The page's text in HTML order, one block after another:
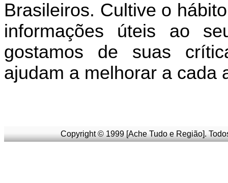
Brasileiros. Cultive o
informações úteis ao
gostamos de suas
ajudam a melhorar a cada
Copyright © 1999 [Ache Tudo e Região].